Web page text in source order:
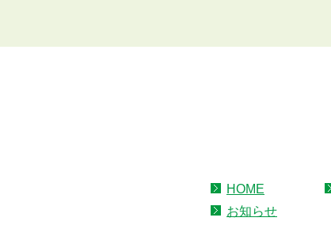
HOME
お知らせ